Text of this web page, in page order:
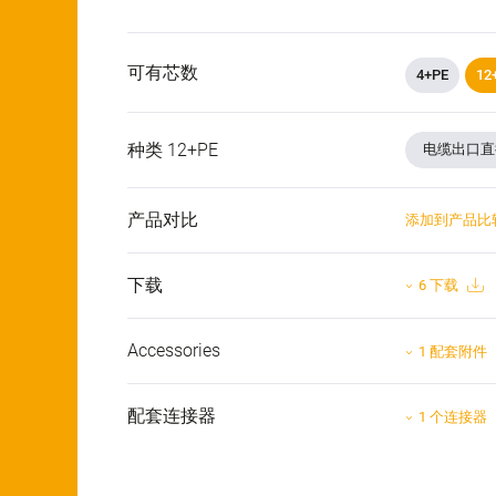
可有芯数 4+PE
种类 12+PE 电缆出口
产品对比 添加到产品比
下载 6 下载
Accessories 1 配套附件
配套连接器 1 个连接器